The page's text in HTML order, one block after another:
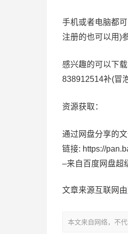
手机或者电脑都
注册的也可以用)
感兴趣的可以下
838912514补(冒
资源获取：
通过网盘分享的
链接: https://
–来自百度网盘超
文章来源互联网由
本文来自网络，不